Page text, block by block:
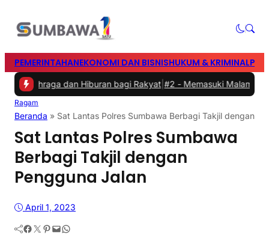
PEMERINTAHANEKONOMI DAN BISNISHUKUM & KRIMINAL
dan Hiburan bagi Rakyat|#2 -Memasuki Malam Kedua
Ragam
Beranda » Sat Lantas Polres Sumbawa Berbagi Takjil dengan
Sat Lantas Polres Sumbawa
Berbagi Takjil dengan
Pengguna Jalan
April 1, 2023
Facebook Twitter Pinterest Mail WhatsApp